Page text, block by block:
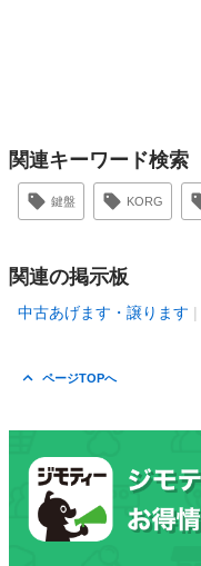
関連キーワード検索
鍵盤 KORG
関連の掲示板
中古あげます・譲ります
ページTOPへ